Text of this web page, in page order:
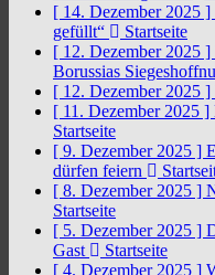
[ 14. Dezember 2025 ]
gefüllt“
Startseite
[ 12. Dezember 2025 ]
Borussias
[ 12. Dezember 2025 ]
[ 11. Dezember 2025 ]
Startseite
[ 9. Dezember 2025 ]
dürfen feiern
[ 8. Dezember 2025 ]
Startseite
[ 5. Dezember 2025 ]
Gast
Startseite
[ 4. Dezember 2025 ]